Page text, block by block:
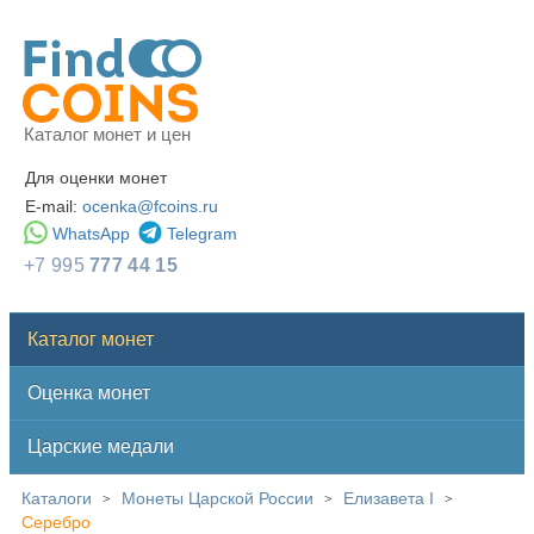
Каталог монет и цен
Для оценки монет
E-mail: ocenka@fcoins.ru
WhatsApp
Telegram
+7 995777 44 15
Каталог монет
Оценка монет
Царские медали
Каталоги > Монеты Царской России > Елизавета I >
Серебро